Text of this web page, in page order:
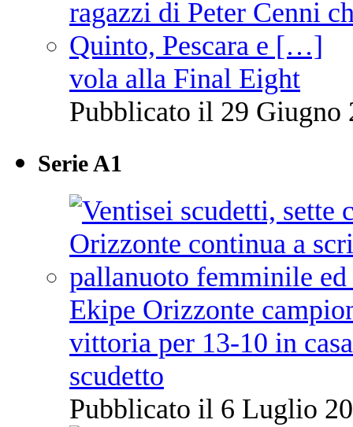
vola alla Final Eight
Pubblicato il 29 Giugno
Serie A1
Ekipe Orizzonte
vittoria per 13-10 in
scudetto
Pubblicato il 6 Luglio